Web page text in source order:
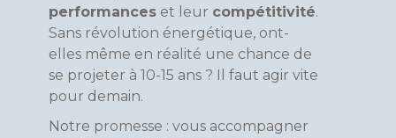
performances et leur compétitivité.
Sans révolution énergétique, ont-
elles même en réalité une chance de
se projeter à 10-15 ans ? Il faut agir vite
pour demain.
Notre promesse : vous accompagner